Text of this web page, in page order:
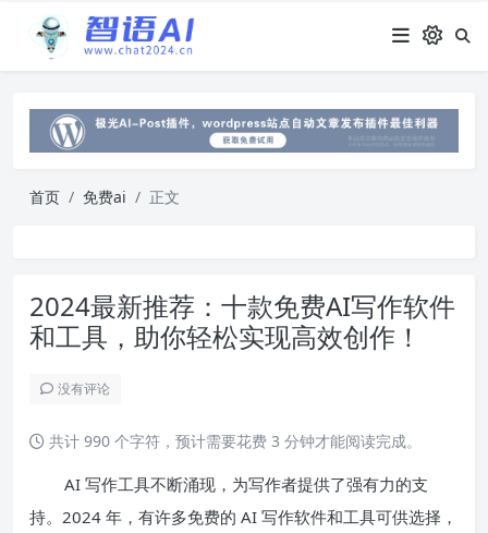
首页 免费ai 正文
2024最新推荐：十款免费AI写作软件
和工具，助你轻松实现高效创作！
没有评论
共计 990 个字符，预计需要花费 3 分钟才能阅读完成。
AI 写作工具不断涌现，为写作者提供了强有力的支
持。2024 年，有许多免费的 AI 写作软件和工具可供选择，